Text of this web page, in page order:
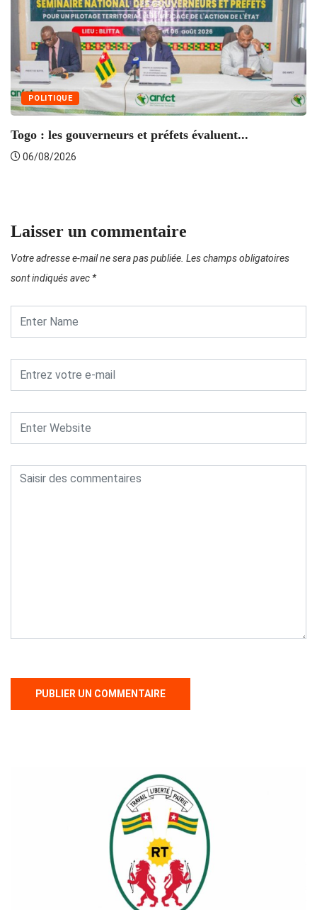
POLITIQUE
Togo : les gouverneurs et préfets évaluent...
06/08/2026
Laisser un commentaire
Votre adresse e-mail ne sera pas publiée. Les champs obligatoires
sont indiqués avec *